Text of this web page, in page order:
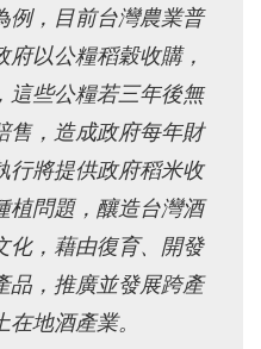
例，目前台灣農業普
以公糧稻穀收購，
這些公糧若三年後無
售，造成政府每年財
行將提供政府稻米收
植問題，釀造台灣酒
化，藉由復育、開發
品，推廣並發展跨產
地酒產業。